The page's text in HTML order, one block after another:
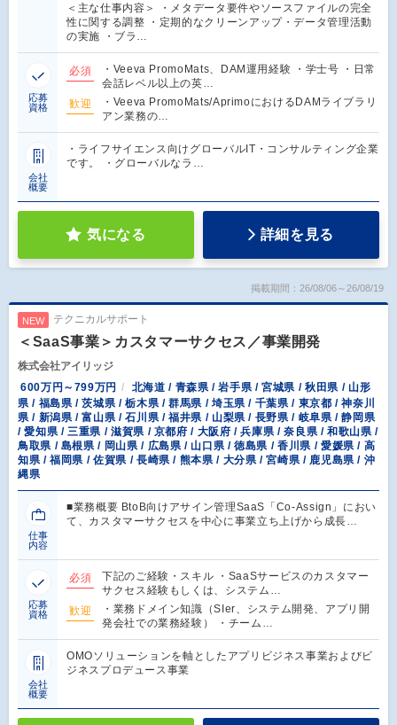
＜主な仕事内容＞ ・メタデータ要件やソースファイルの完全
性に関する調整 ・定期的なクリーンアップ・データ管理活動
の実施 ・ブラ…
応募
資格
必須
・Veeva PromoMats、DAM運用経験 ・学士号 ・日常
会話レベル以上の英…
歓迎
・Veeva PromoMats/AprimoにおけるDAMライブラリ
アン業務の…
会社
概要
・ライフサイエンス向けグローバルIT・コンサルティング企業
です。 ・グローバルなラ…
気になる 詳細を見る
掲載期間：26/08/06～26/08/19
NEW テクニカルサポート
＜SaaS事業＞カスタマーサクセス／事業開発
株式会社アイリッジ
600万円～799万円
北海道 / 青森県 / 岩手県 / 宮城県 / 秋田県 / 山形
県 / 福島県 / 茨城県 / 栃木県 / 群馬県 / 埼玉県 / 千葉県 / 東京都 / 神奈川
県 / 新潟県 / 富山県 / 石川県 / 福井県 / 山梨県 / 長野県 / 岐阜県 / 静岡県
/ 愛知県 / 三重県 / 滋賀県 / 京都府 / 大阪府 / 兵庫県 / 奈良県 / 和歌山県 /
鳥取県 / 島根県 / 岡山県 / 広島県 / 山口県 / 徳島県 / 香川県 / 愛媛県 / 高
知県 / 福岡県 / 佐賀県 / 長崎県 / 熊本県 / 大分県 / 宮崎県 / 鹿児島県 / 沖
縄県
仕事
内容
■業務概要 BtoB向けアサイン管理SaaS「Co-Assign」におい
て、カスタマーサクセスを中心に事業立ち上げから成長…
応募
資格
必須
下記のご経験・スキル ・SaaSサービスのカスタマー
サクセス経験もしくは、システム…
歓迎
・業務ドメイン知識（SIer、システム開発、アプリ開
発会社での業務経験） ・チーム…
会社
概要
OMOソリューションを軸としたアプリビジネス事業およびビ
ジネスプロデュース事業